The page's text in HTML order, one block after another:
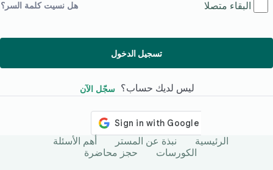
البقاء متصلا هل نسيت كلمة السر؟
تسجيل الدخول
ليس لديك حساب؟ سجّل الآن
الرئيسية نبذة عن المستر
أهم الأسئلة
الكورسات
حجز محاضرة